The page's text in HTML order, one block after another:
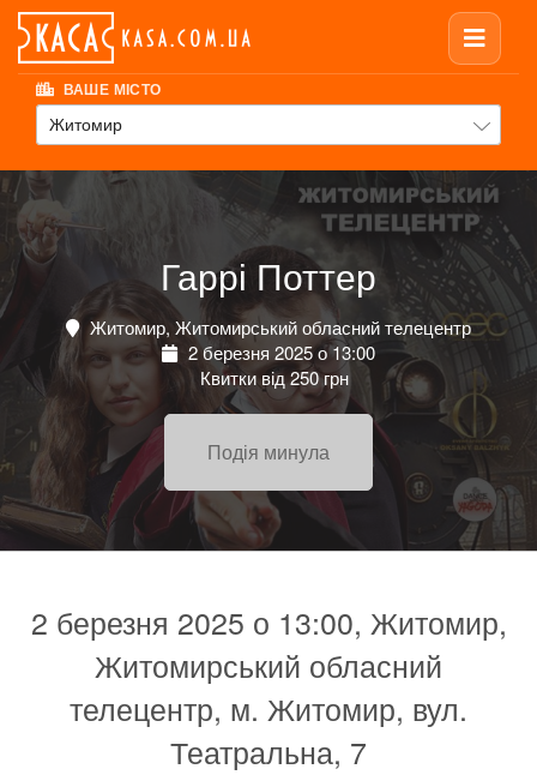
ВАШЕ МІСТО
Житомир
Гаррі Поттер
Житомир, Житомирський обласний телецентр
2 березня 2025 о 13:00
Квитки від 250 грн
Подія минула
2 березня 2025 о 13:00, Житомир,
Житомирський обласний
телецентр, м. Житомир, вул.
Театральна, 7